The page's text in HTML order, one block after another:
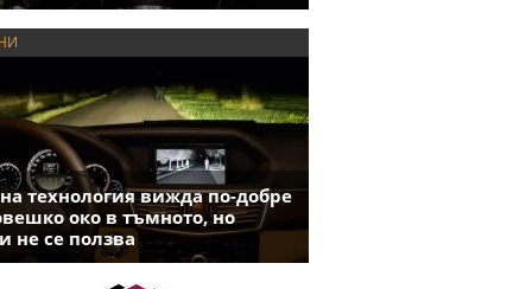
технология вижда по-добре
око в тъмното, но
не се ползва